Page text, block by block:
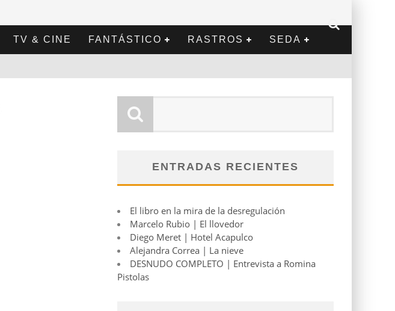
TV & CINE FANTÁSTICO RASTROS SEDA
ENTRADAS RECIENTES
El libro en la mira de la desregulación
Marcelo Rubio | El llovedor
Diego Meret | Hotel Acapulco
Alejandra Correa | La nieve
DESNUDO COMPLETO | Entrevista a Romina
Pistolas